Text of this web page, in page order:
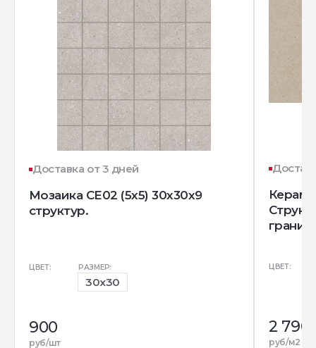
Доставка от 3 дней
Мозаика CE02 (5x5) 30x30x9
структур.
ЦВЕТ: РАЗМЕР:
30x30
900
руб/шт
гранит)
ЦВЕТ:
2 790
руб/м2